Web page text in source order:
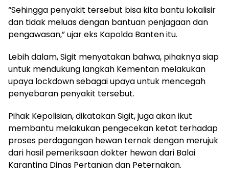
“Sehingga penyakit tersebut bisa kita bantu lokalisir
dan tidak meluas dengan bantuan penjagaan dan
pengawasan,” ujar eks Kapolda Banten itu.
Lebih dalam, Sigit menyatakan bahwa, pihaknya siap
untuk mendukung langkah Kementan melakukan
upaya lockdown sebagai upaya untuk mencegah
penyebaran penyakit tersebut.
Pihak Kepolisian, dikatakan Sigit, juga akan ikut
membantu melakukan pengecekan ketat terhadap
proses perdagangan hewan ternak dengan merujuk
dari hasil pemeriksaan dokter hewan dari Balai
Karantina Dinas Pertanian dan Peternakan.